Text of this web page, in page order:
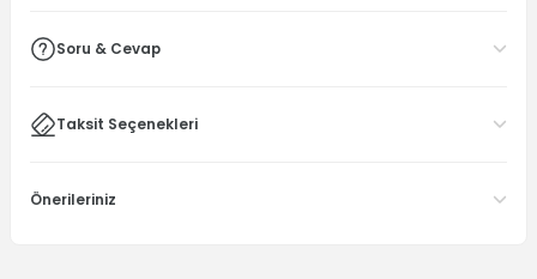
Soru & Cevap
Taksit Seçenekleri
Önerileriniz